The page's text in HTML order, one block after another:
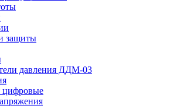
защиты
давления ДДМ-03
цифровые